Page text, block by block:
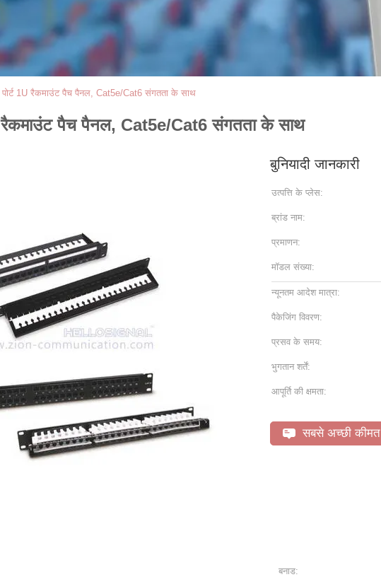
1U रैकमाउंट पैच पैनल, Cat5e/Cat6 संगतता के साथ
रैकमाउंट पैच पैनल, Cat5e/Cat6 संगतता के साथ
बुनियादी जानकारी
उत्पत्ति के प्लेस:
ब्रांड नाम:
प्रमाणन:
मॉडल संख्या:
न्यूनतम आदेश मात्रा:
पैकेजिंग विवरण:
प्रसव के समय:
भुगतान शर्तें:
आपूर्ति की क्षमता:
सबसे अच्छी कीमत
बनाड: